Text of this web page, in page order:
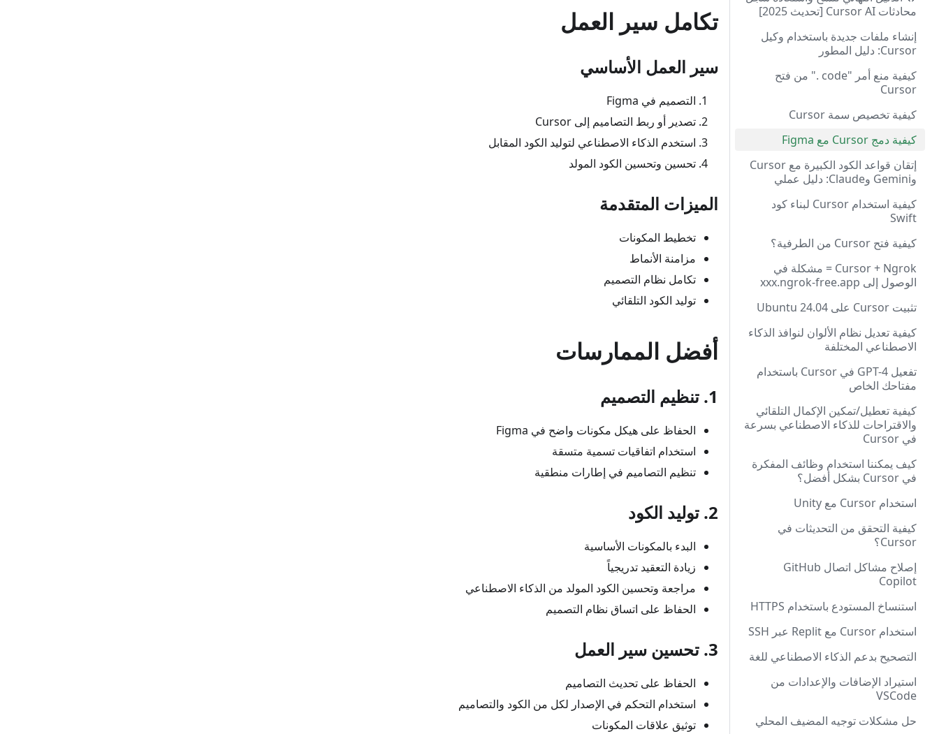
محادثات Cursor AI [تحديث 2025]
إنشاء ملفات جديدة باستخدام وكيل
Cursor: دليل المطور
كيفية منع أمر "code ." من فتح
Cursor
كيفية تخصيص سمة Cursor
كيفية دمج Cursor مع Figma
إتقان قواعد الكود الكبيرة مع Cursor
وGemini وClaude: دليل عملي
كيفية استخدام Cursor لبناء كود
Swift
كيفية فتح Cursor من الطرفية؟
Cursor + Ngrok = مشكلة في
الوصول إلى xxx.ngrok-free.app
تثبيت Cursor على Ubuntu 24.04
كيفية تعديل نظام الألوان لنوافذ الذكاء
الاصطناعي المختلفة
تفعيل GPT-4 في Cursor باستخدام
مفتاحك الخاص
كيفية تعطيل/تمكين الإكمال التلقائي
والاقتراحات للذكاء الاصطناعي بسرعة
في Cursor
كيف يمكننا استخدام وظائف المفكرة
في Cursor بشكل أفضل؟
استخدام Cursor مع Unity
كيفية التحقق من التحديثات في
Cursor؟
إصلاح مشاكل اتصال GitHub
Copilot
استنساخ المستودع باستخدام HTTPS
استخدام Cursor مع Replit عبر SSH
التصحيح بدعم الذكاء الاصطناعي للغة
استيراد الإضافات والإعدادات من
VSCode
حل مشكلات توجيه المضيف المحلي
تكامل سير العمل
سير العمل الأساسي
التصميم في Figma
تصدير أو ربط التصاميم إلى Cursor
استخدم الذكاء الاصطناعي لتوليد الكود المقابل
تحسين وتحسين الكود المولد
الميزات المتقدمة
تخطيط المكونات
مزامنة الأنماط
تكامل نظام التصميم
توليد الكود التلقائي
أفضل الممارسات
1. تنظيم التصميم
الحفاظ على هيكل مكونات واضح في Figma
استخدام اتفاقيات تسمية متسقة
تنظيم التصاميم في إطارات منطقية
2. توليد الكود
البدء بالمكونات الأساسية
زيادة التعقيد تدريجياً
مراجعة وتحسين الكود المولد من الذكاء الاصطناعي
الحفاظ على اتساق نظام التصميم
3. تحسين سير العمل
الحفاظ على تحديث التصاميم
استخدام التحكم في الإصدار لكل من الكود والتصاميم
توثيق علاقات المكونات